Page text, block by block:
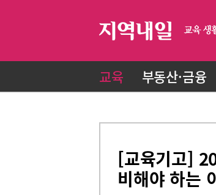
교육 부동산·금융
[교육기고]
비해야 하는